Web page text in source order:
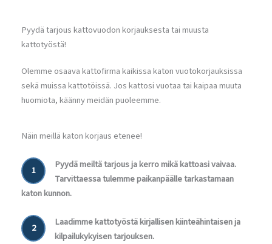
Pyydä tarjous kattovuodon korjauksesta tai muusta
kattotyöstä!
Olemme osaava kattofirma kaikissa katon vuotokorjauksissa
sekä muissa kattotöissä. Jos kattosi vuotaa tai kaipaa muuta
huomiota, käänny meidän puoleemme.
Näin meillä katon korjaus etenee!
1
Pyydä meiltä tarjous ja kerro mikä kattoasi vaivaa.
Tarvittaessa tulemme paikanpäälle tarkastamaan
katon kunnon.
2
Laadimme kattotyöstä kirjallisen kiinteähintaisen ja
kilpailukykyisen tarjouksen.